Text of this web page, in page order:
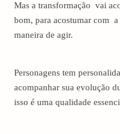
Mas a transformação vai
bom, para acostumar com a
maneira de agir.
Personagens tem
acompanhar sua evolução
isso é uma qualidade